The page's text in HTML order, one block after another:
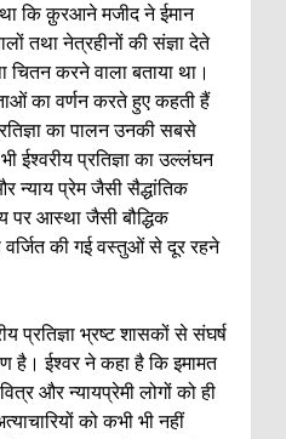
कि क़ुरआने मजीद ने ईमान
तथा नेत्रहीनों की संज्ञा देते
चितन करने वाला बताया था।
का वर्णन करते हुए कहती हैं
का पालन उनकी सबसे
ईश्वरीय प्रतिज्ञा का उल्लंघन
न्याय प्रेम जैसी सैद्धांतिक
पर आस्था जैसी बौद्धिक
वर्जित की गई वस्तुओं से दूर रहने
प्रतिज्ञा भ्रष्ट शासकों से संघर्ष
ईश्वर ने कहा है कि इमामत
और न्यायप्रेमी लोगों को ही
को कभी भी नहीं